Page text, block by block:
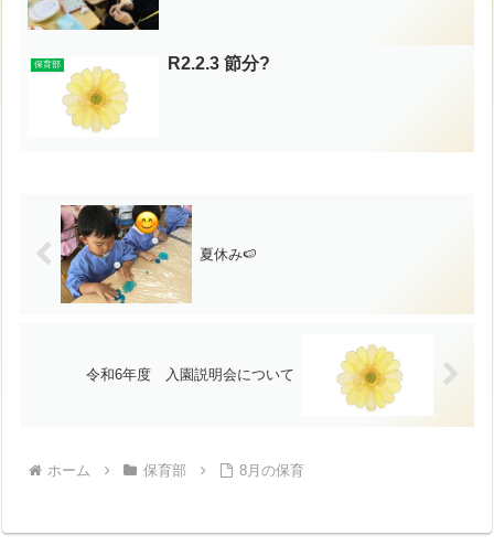
保育部 R2.2.3 節分?
夏休み🍉
令和6年度 入園説明会について
ホーム 保育部 8月の保育